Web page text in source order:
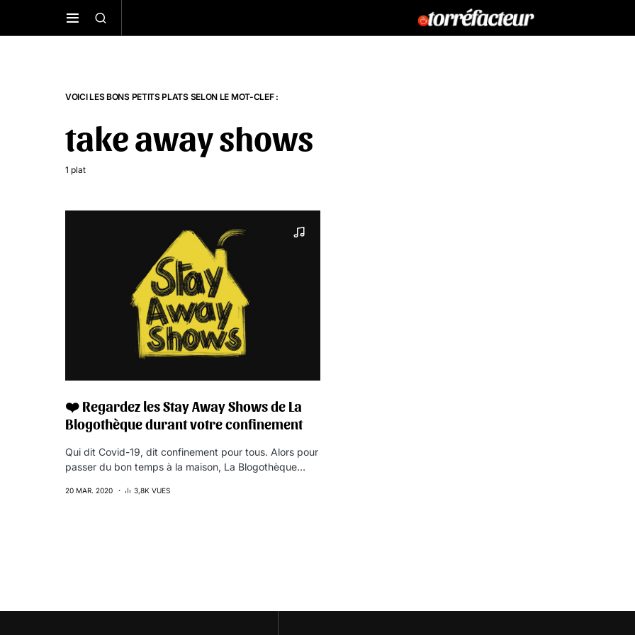
VOICI LES BONS PETITS PLATS SELON LE MOT-CLEF :
take away shows
1 plat
❤️ Regardez les Stay Away Shows de La
Blogothèque durant votre confinement
Qui dit Covid-19, dit confinement pour tous. Alors pour
passer du bon temps à la maison, La Blogothèque…
20 MAR. 2020 3,8K VUES